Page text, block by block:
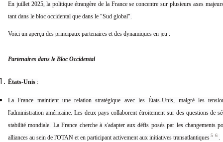
En juillet 2025, la politique étrangère de la France se concentre sur plusieurs axes
tant dans le bloc occidental que dans le "Sud global".
Voici un aperçu des principaux partenaires et des dynamiques en jeu :
Partenaires dans le Bloc Occidental
États-Unis :
La France maintient une relation stratégique avec les États-Unis, malgré les
l'administration américaine. Les deux pays collaborent étroitement sur des questions de
stabilité mondiale. La France cherche à s'adapter aux défis posés par les changements
alliances au sein de l'OTAN et en participant activement aux initiatives transatlantiques5 6 .